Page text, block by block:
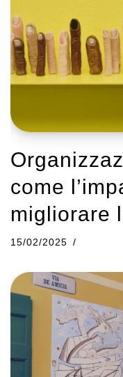
come
migliorare
15/02/2025